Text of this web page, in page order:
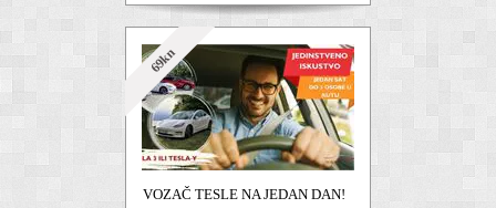
69kn
VOZAČ TESLE NA JEDAN DAN!